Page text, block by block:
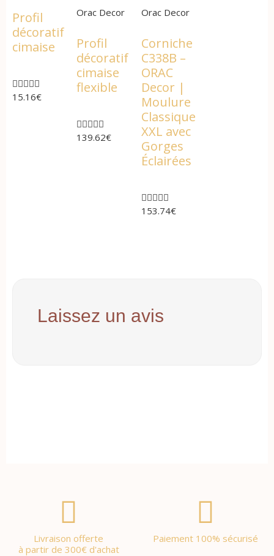
Profil
décoratif
cimaise

15.16€
Orac Decor
Profil
décoratif
cimaise
flexible

139.62€
Orac Decor
Corniche
C338B –
ORAC
Decor |
Moulure
Classique
XXL avec
Gorges
Éclairées

153.74€
Laissez un avis
Livraison offerte
à partir de 300€ d'achat
Paiement 100% sécurisé